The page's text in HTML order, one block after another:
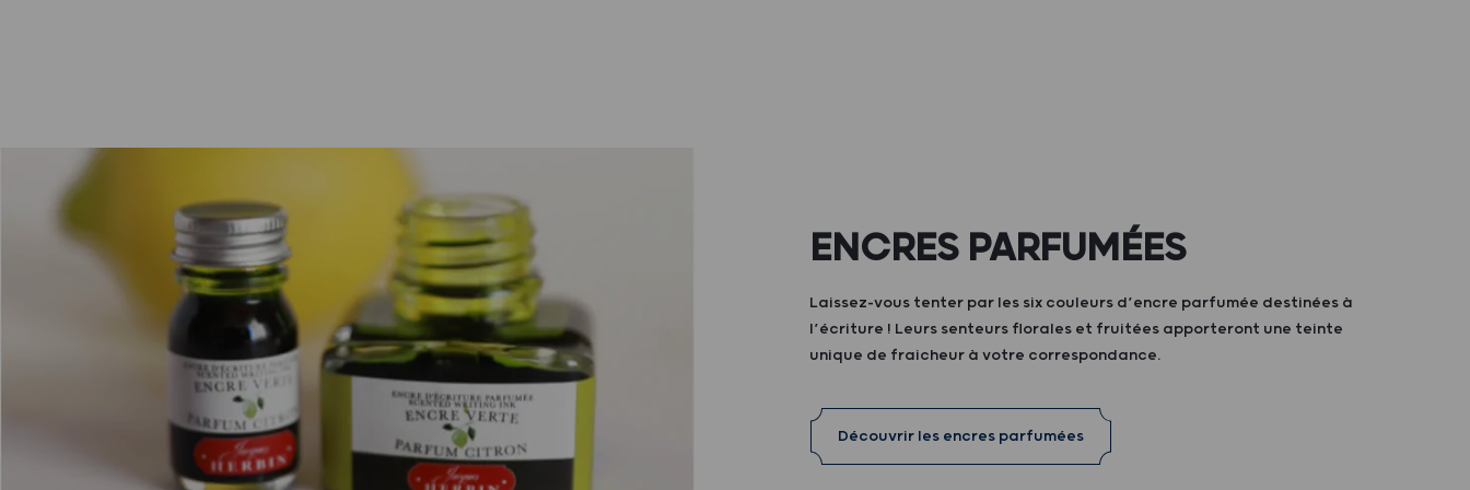
ENCRES PARFUMÉES
Laissez-vous tenter par les six couleurs d’encre parfumée destinées à
l’écriture ! Leurs senteurs florales et fruitées apporteront une teinte
unique de fraicheur à votre correspondance.
Découvrir les encres parfumées